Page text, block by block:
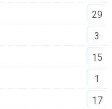
29
3
15
1
17